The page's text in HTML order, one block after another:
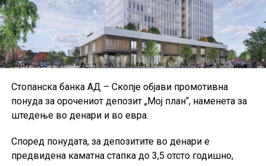
електронското и мобилното банкарство.
Стопанска банка АД – Скопје објави промотивна
понуда за орочениот депозит „Мој план“, наменета за
штедење во денари и во евра.
Според понудата, за депозитите во денари е
предвидена каматна стапка до 3,5 отсто годишно,